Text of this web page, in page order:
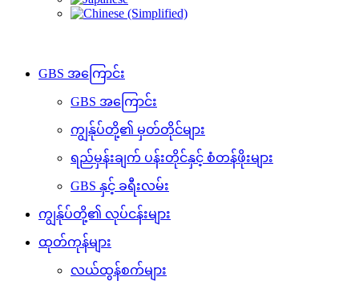
GBS အကြောင်း
GBS အကြောင်း
ကျွန်ုပ်တို့၏ မှတ်တိုင်များ
ရည်မှန်းချက် ပန်းတိုင်နှင့် စံတန်ဖိုးများ
GBS နှင့် ခရီးလမ်း
ကျွန်ုပ်တို့၏ လုပ်ငန်းများ
ထုတ်ကုန်များ
လယ်ထွန်စက်များ